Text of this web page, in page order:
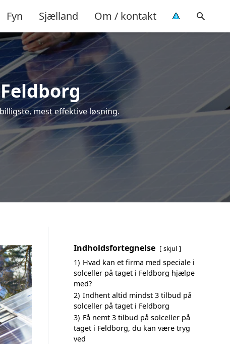
Fyn Sjælland Om / kontakt
mest effektive løsning.
Indholdsfortegnelse skjul
1) Hvad kan et firma med speciale i
solceller på taget i Feldborg hjælpe
med?
2) Indhent altid mindst 3 tilbud på
solceller på taget i Feldborg
3) Få nemt 3 tilbud på solceller på
taget i Feldborg, du kan være tryg
ved